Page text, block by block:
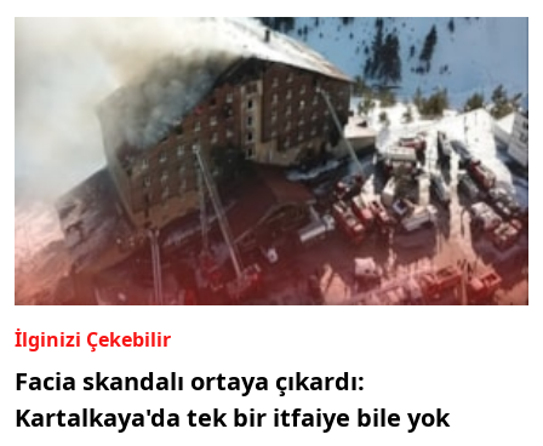
İlginizi Çekebilir
Facia skandalı ortaya çıkardı:
Kartalkaya'da tek bir itfaiye bile yok